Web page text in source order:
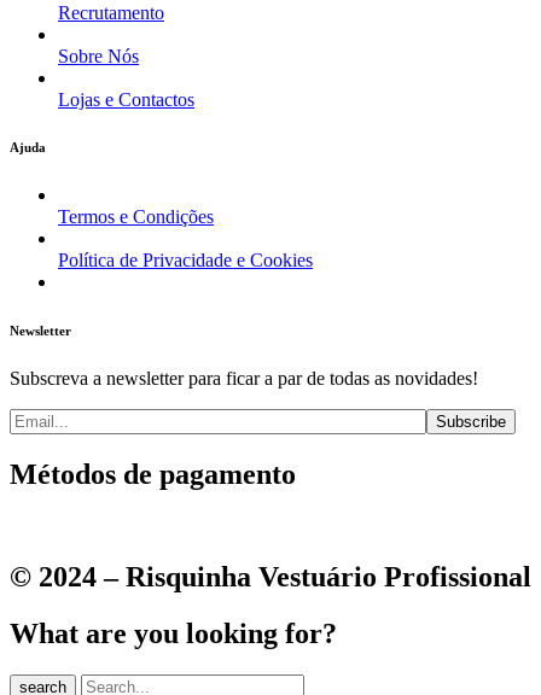
Recrutamento
Sobre Nós
Lojas e Contactos
Ajuda
Termos e Condições
Política de Privacidade e Cookies
Newsletter
Subscreva a newsletter para ficar a par de todas as novidades!
Métodos de pagamento
© 2024 – Risquinha Vestuário Profissional
What are you looking for?
search